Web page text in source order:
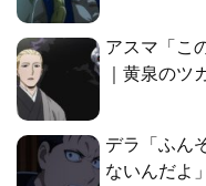
アスマ「こ
｜黄泉のツ
デラ「ふん
ないんだよ